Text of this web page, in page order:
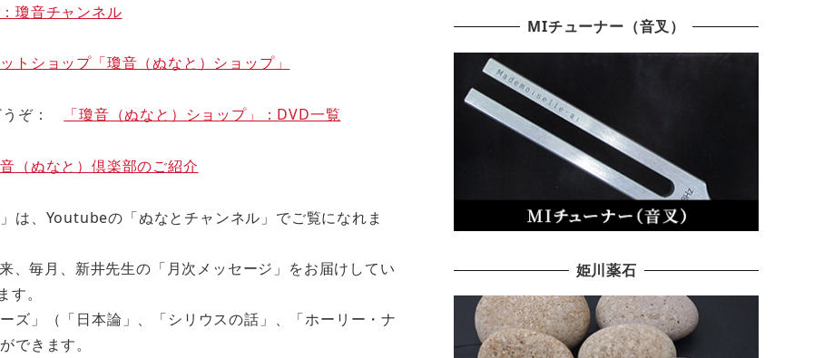
瓊音チャンネル
トショップ「瓊音（ぬなと）ショップ」
うぞ： 「瓊音（ぬなと）ショップ」：DVD一覧
（ぬなと）倶楽部のご紹介
は、Youtubeの「ぬなとチャンネル」でご覧になれま
、毎月、新井先生の「月次メッセージ」をお届けしてい
。
ズ」（「日本論」、「シリウスの話」、「ホーリー・ナ
できます。
MIチューナー（音叉）
姫川薬石